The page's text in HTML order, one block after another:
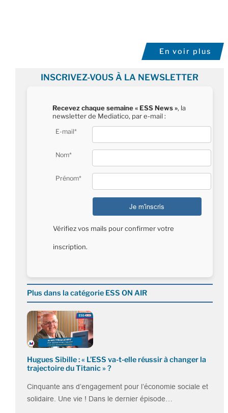
En voir plus
INSCRIVEZ-VOUS À LA NEWSLETTER
Recevez chaque semaine « ESS News », la
newsletter de Mediatico, par e-mail :
E-mail*
Nom*
Prénom*
Vérifiez vos mails pour confirmer votre
inscription.
Plus dans la catégorie ESS ON AIR
Hugues Sibille : « L’ESS va-t-elle réussir à changer la
trajectoire du Titanic » ?
Cinquante ans d’engagement pour l’économie sociale et
solidaire. Une vie ! Dans le dernier épisode…